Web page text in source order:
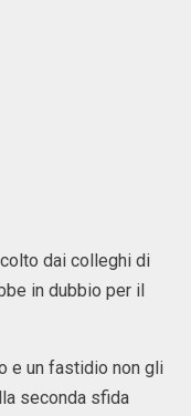
dai colleghi di
in dubbio per il
e un fastidio non gli
seconda sfida